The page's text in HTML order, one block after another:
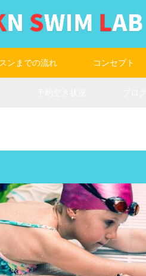
ンまでの流れ コンセプト